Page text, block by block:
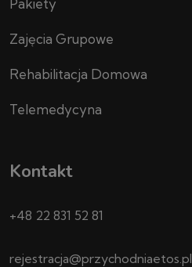
Zajęcia Grupowe
Rehabilitacja Domowa
Telemedycyna
Kontakt
+48 22 831 52 81
rejestracja@przychodniaetos.pl